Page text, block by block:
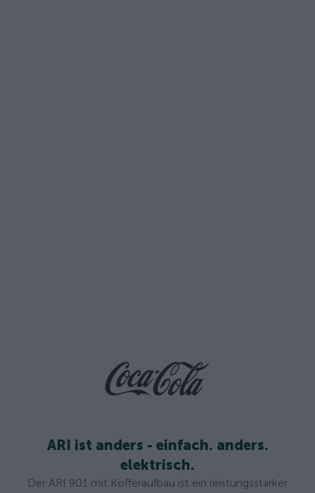
ARI ist anders - einfach. anders.
elektrisch.
Der ARI 901 mit Kofferaufbau ist ein leistungsstarker